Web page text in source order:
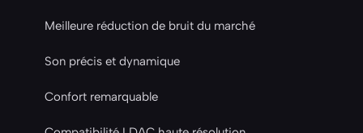
Meilleure réduction de bruit du marché
Son précis et dynamique
Confort remarquable